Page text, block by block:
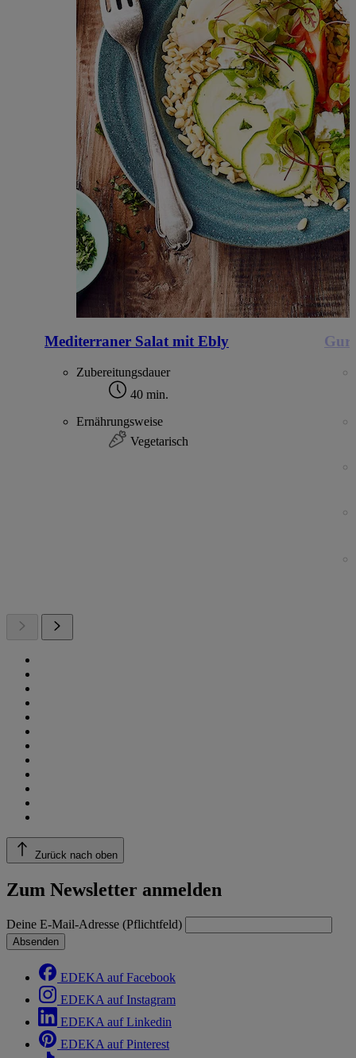
Mediterraner Salat mit Ebly
Zubereitungsdauer
40 min.
Ernährungsweise
Vegetarisch
Zurück nach oben
Zum Newsletter anmelden
Deine E-Mail-Adresse (Pflichtfeld)
Absenden
EDEKA auf Facebook
EDEKA auf Instagram
EDEKA auf Linkedin
EDEKA auf Pinterest